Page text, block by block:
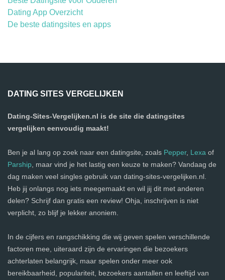
Dating App Overzicht
De beste datingsites en apps
DATING SITES VERGELIJKEN
Dating-Sites-Vergelijken.nl is de site die datingsites
vergelijken eenvoudig maakt!
Ben je al lang op zoek naar een datingsite, zoals Pepper, Lexa of
Parship , maar vind je het lastig een keuze te maken? Vandaag de
dag maken veel singles gebruik van dating-sites-vergelijken.nl.
Heb jij onlangs nog iets meegemaakt en wil jij dit met anderen
delen? Schrijf dan gratis een review! Ohja, inschrijven is niet
verplicht, zo blijf je lekker anoniem.
In de cijfers en rangschikking die wij geven spelen verschillende
factoren mee, uiteraard zijn de ervaringen die bezoekers
achterlaten belangrijk, maar spelen onder meer ook
bereikbaarheid, populariteit, bezoekers aantallen en leeftijd van